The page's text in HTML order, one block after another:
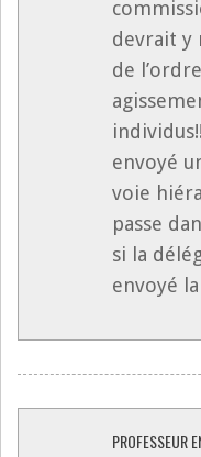
devrait y
de
envoyé
voie
passe
si la
envoyé
PROFESSEUR